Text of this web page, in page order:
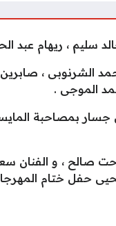
: محمد الشرنوبى ،
الموجى .
: وائل جسار بمصاحبة